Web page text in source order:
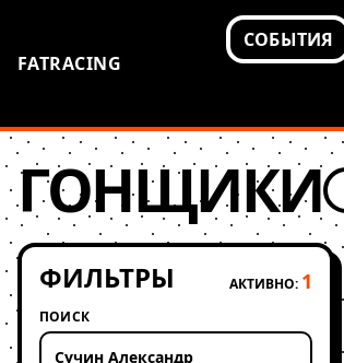
FATRACING
СОБЫТИЯ
ГОНЩИКИ
ФИЛЬТРЫ АКТИВНО: 1
ПОИСК